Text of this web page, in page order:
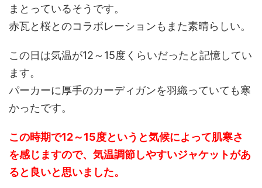
まとっているそうです。
赤瓦と桜とのコラボレーションもまた素晴らしい。
この日は気温が12～15度くらいだったと記憶してい
ます。
パーカーに厚手のカーディガンを羽織っていても寒
かったです。
この時期で12～15度というと気候によって肌寒さ
を感じますので、気温調節しやすいジャケットがあ
ると良いと思いました。